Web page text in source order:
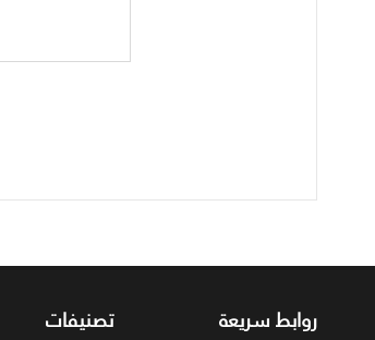
روابط سريعة تصنيفات